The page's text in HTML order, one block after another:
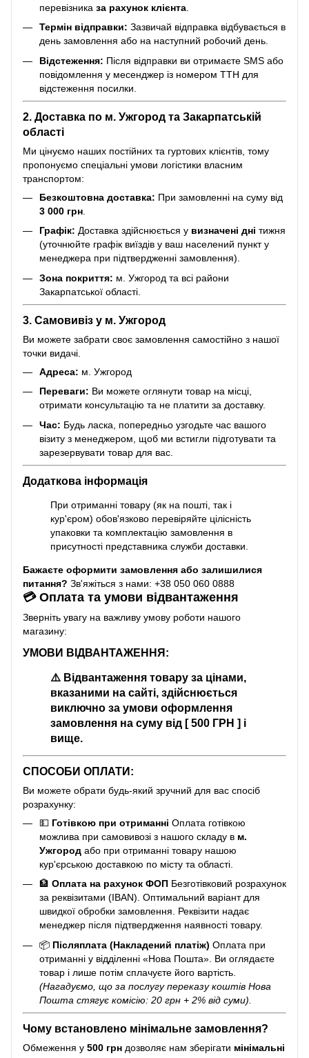
перевізника за рахунок клієнта
Термін відправки: Зазвичай відправка відбувається в
день замовлення або на наступний робочий день.
Відстеження: Після відправки ви отримаєте SMS або
повідомлення у месенджер із номером ТТН для
відстеження посилки.
2. Доставка по м. Ужгород та Закарпатській
області
Ми цінуємо наших постійних та гуртових клієнтів, тому
пропонуємо спеціальні умови логістики власним
транспортом:
Безкоштовна доставка: При замовленні на суму від
3 000 грн
Графік: Доставка здійснюється у визначені дні тижня
(уточнюйте графік виїздів у ваш населений пункт у
менеджера при підтвердженні замовлення).
Зона покриття: м. Ужгород та всі райони
Закарпатської області.
3. Самовивіз у м. Ужгород
Ви можете забрати своє замовлення самостійно з нашої
точки видачі.
Адреса: м. Ужгород
Переваги: Ви можете оглянути товар на місці,
отримати консультацію та не платити за доставку.
Час: Будь ласка, попередньо узгодьте час вашого
візиту з менеджером, щоб ми встигли підготувати та
зарезервувати товар для вас.
Додаткова інформація
При отриманні товару (як на пошті, так і
кур'єром) обов'язково перевіряйте цілісність
упаковки та комплектацію замовлення в
присутності представника служби доставки.
Бажаєте оформити замовлення або залишилися
питання? Зв'яжіться з нами: +38 050 060 0888
💳 Оплата та умови відвантаження
Зверніть увагу на важливу умову роботи нашого
магазину:
УМОВИ ВІДВАНТАЖЕННЯ:
⚠️ Відвантаження товару за цінами,
вказаними на сайті, здійснюється
виключно за умови оформлення
замовлення на суму від [ 500 ГРН ] і
вище.
СПОСОБИ ОПЛАТИ:
Ви можете обрати будь-який зручний для вас спосіб
розрахунку:
💵 Готівкою при отриманні Оплата готівкою
можлива при самовивозі з нашого складу в м.
Ужгород або при отриманні товару нашою
кур'єрською доставкою по місту та області.
🏦 Оплата на рахунок ФОП Безготівковий розрахунок
за реквізитами (IBAN). Оптимальний варіант для
швидкої обробки замовлення. Реквізити надає
менеджер після підтвердження наявності товару.
📦 Післяплата (Накладений платіж) Оплата при
отриманні у відділенні «Нова Пошта». Ви оглядаєте
товар і лише потім сплачуєте його вартість.
(Нагадуємо, що за послугу переказу коштів Нова
Пошта стягує комісію: 20 грн + 2% від суми).
Чому встановлено мінімальне замовлення?
Обмеження у 500 грн дозволяє нам зберігати мінімальні